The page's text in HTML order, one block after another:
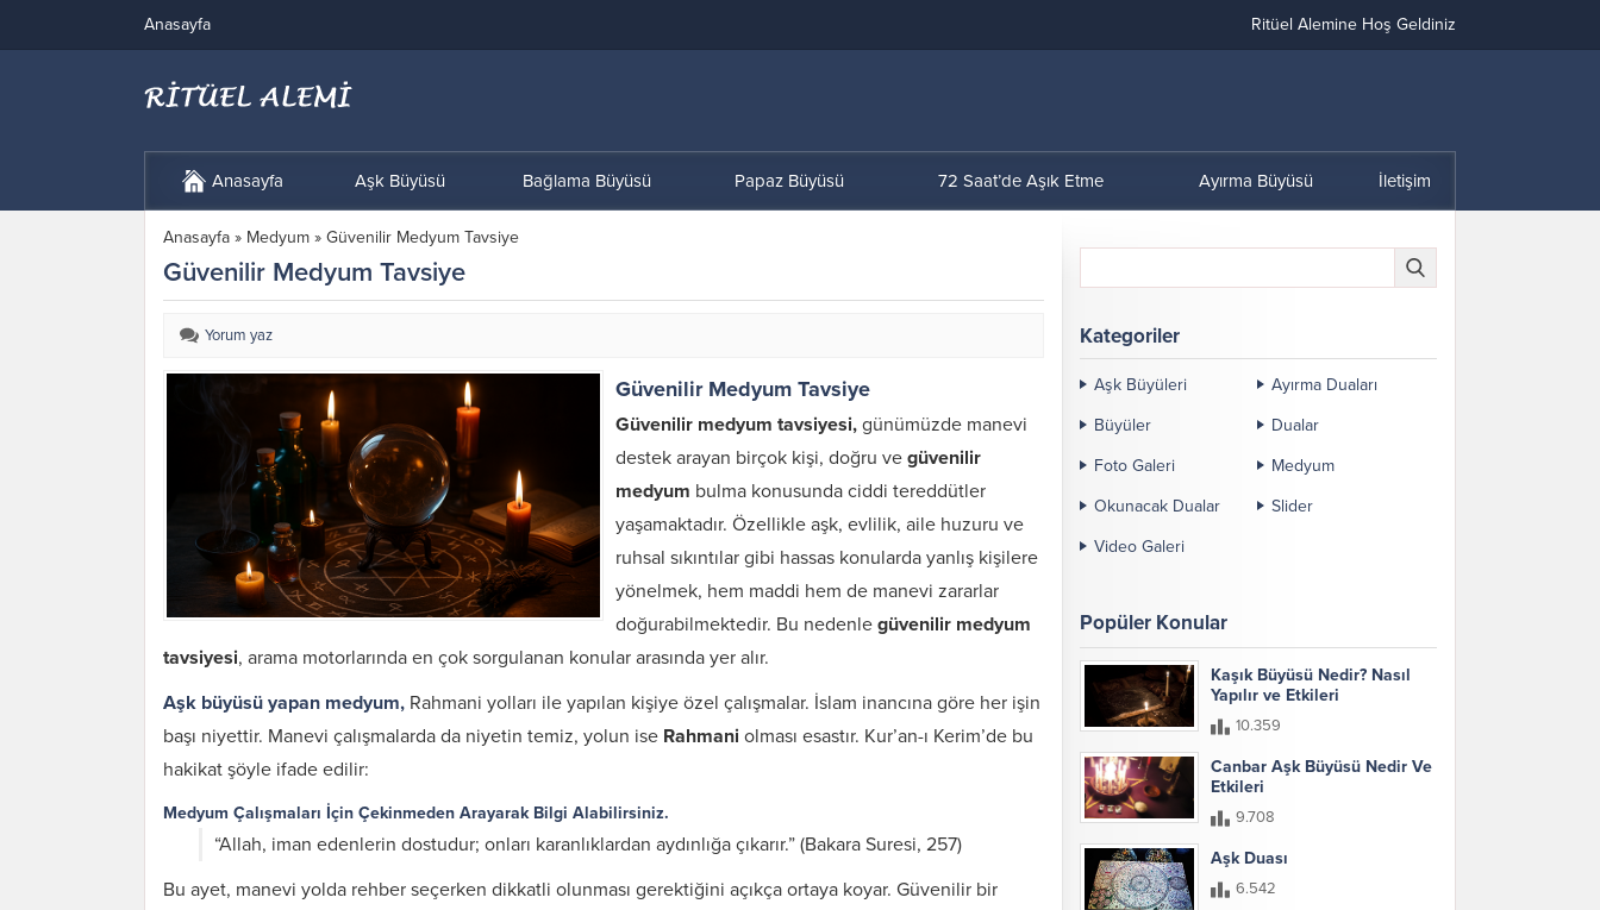
Anasayfa Ritüel Alemine Hoş Geldiniz
Anasayfa Aşk Büyüsü Bağlama Büyüsü Papaz Büyüsü 72 Saat’de Aşık Etme Ayırma Büyüsü İletişim
Anasayfa » Medyum » Güvenilir Medyum Tavsiye
Güvenilir Medyum Tavsiye
Yorum yaz
Güvenilir Medyum Tavsiye
Güvenilir medyum tavsiyesi, günümüzde manevi
destek arayan birçok kişi, doğru ve güvenilir
medyum bulma konusunda ciddi tereddütler
yaşamaktadır. Özellikle aşk, evlilik, aile huzuru ve
ruhsal sıkıntılar gibi hassas konularda yanlış kişilere
yönelmek, hem maddi hem de manevi zararlar
doğurabilmektedir. Bu nedenle güvenilir medyum
tavsiyesi, arama motorlarında en çok sorgulanan konular arasında yer alır.
Aşk büyüsü yapan medyum, Rahmani yolları ile yapılan kişiye özel çalışmalar. İslam inancına göre her işin
başı niyettir. Manevi çalışmalarda da niyetin temiz, yolun ise Rahmani olması esastır. Kur’an-ı Kerim’de bu
hakikat şöyle ifade edilir:
Medyum Çalışmaları İçin Çekinmeden Arayarak Bilgi Alabilirsiniz.
“Allah, iman edenlerin dostudur; onları karanlıklardan aydınlığa çıkarır.” (Bakara Suresi, 257)
Bu ayet, manevi yolda rehber seçerken dikkatli olunması gerektiğini açıkça ortaya koyar. Güvenilir bir
Kategoriler
Aşk Büyüleri
Ayırma Duaları
Büyüler
Dualar
Foto Galeri
Medyum
Okunacak Dualar
Slider
Video Galeri
Popüler Konular
Kaşık Büyüsü Nedir? Nasıl
Yapılır ve Etkileri
10.359
Canbar Aşk Büyüsü Nedir Ve
Etkileri
9.708
Aşk Duası
6.542